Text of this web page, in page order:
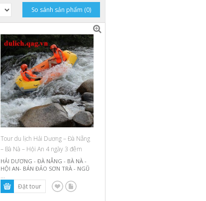
So sánh sản phẩm (0)
Tour du lịch Hải Dương – Đà Nẵng
– Bà Nà – Hội An 4 ngày 3 đêm
HẢI DƯƠNG - ĐÀ NẴNG - BÀ NÀ -
HỘI AN- BÁN ĐẢO SƠN TRÀ - NGŨ